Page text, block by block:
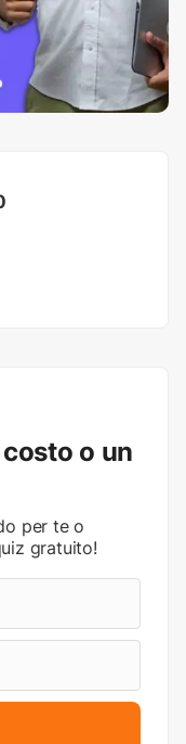
o un
per te o
gratuito!